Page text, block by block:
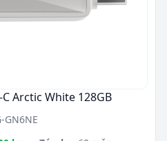
Arctic White 128GB
GN6NE